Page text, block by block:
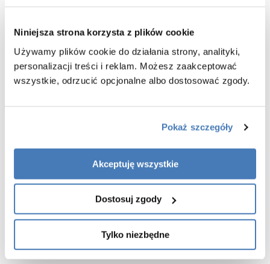
Niniejsza strona korzysta z plików cookie
Używamy plików cookie do działania strony, analityki,
personalizacji treści i reklam. Możesz zaakceptować
wszystkie, odrzucić opcjonalne albo dostosować zgody.
Pokaż szczegóły
Akceptuję wszystkie
Dostosuj zgody
Tylko niezbędne
umywalką wisząca dąb naturalny
Szafka łazienkowa z czarną
umywalką wisząca dąb naturalny